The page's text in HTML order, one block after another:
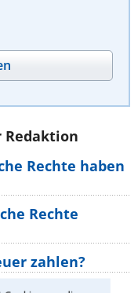
Redaktion
Rechte haben
Rechte
zahlen?